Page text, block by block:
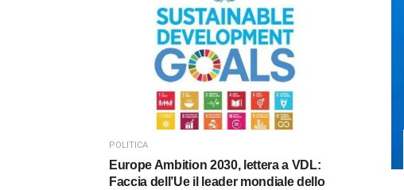
POLITICA
Europe Ambition 2030, lettera a VDL:
Faccia dell’Ue il leader mondiale dello